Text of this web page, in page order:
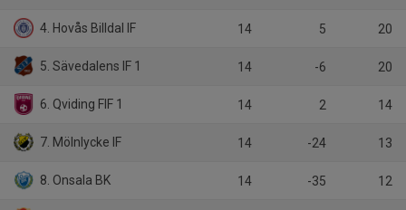
4. Hovås Billdal IF 14 5 20
5. Sävedalens IF 1 14 -6 20
6. Qviding FIF 1 14 2 14
7. Mölnlycke IF 14 -24 13
8. Onsala BK 14 -35 12